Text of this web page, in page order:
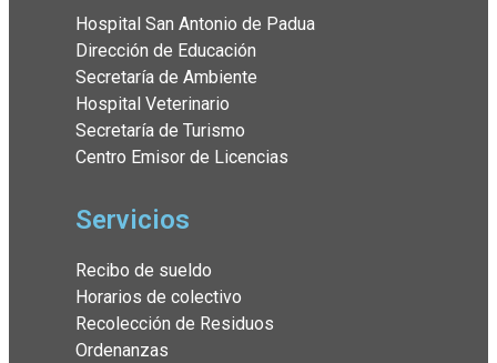
Hospital San Antonio de Padua
Dirección de Educación
Secretaría de Ambiente
Hospital Veterinario
Secretaría de Turismo
Centro Emisor de Licencias
Servicios
Recibo de sueldo
Horarios de colectivo
Recolección de Residuos
Ordenanzas